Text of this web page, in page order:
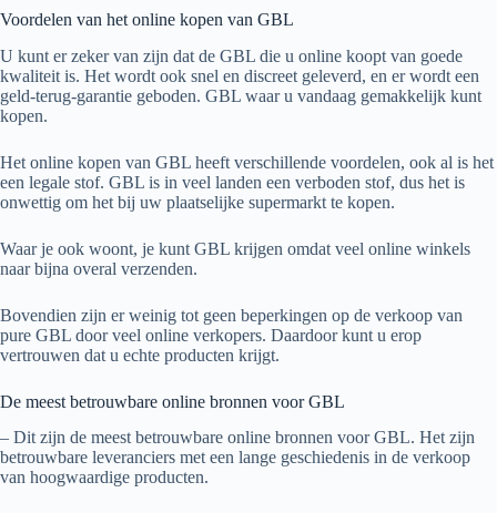
Voordelen van het online kopen van GBL
U kunt er zeker van zijn dat de GBL die u online koopt van goede
kwaliteit is. Het wordt ook snel en discreet geleverd, en er wordt een
geld-terug-garantie geboden. GBL waar u vandaag gemakkelijk kunt
kopen.
Het online kopen van GBL heeft verschillende voordelen, ook al is het
een legale stof. GBL is in veel landen een verboden stof, dus het is
onwettig om het bij uw plaatselijke supermarkt te kopen.
Waar je ook woont, je kunt GBL krijgen omdat veel online winkels
naar bijna overal verzenden.
Bovendien zijn er weinig tot geen beperkingen op de verkoop van
pure GBL door veel online verkopers. Daardoor kunt u erop
vertrouwen dat u echte producten krijgt.
De meest betrouwbare online bronnen voor GBL
– Dit zijn de meest betrouwbare online bronnen voor GBL. Het zijn
betrouwbare leveranciers met een lange geschiedenis in de verkoop
van hoogwaardige producten.